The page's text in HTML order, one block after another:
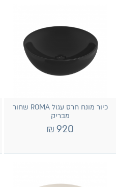
כיור מונח חרס עגול ROMA שחור
מבריק
920
₪